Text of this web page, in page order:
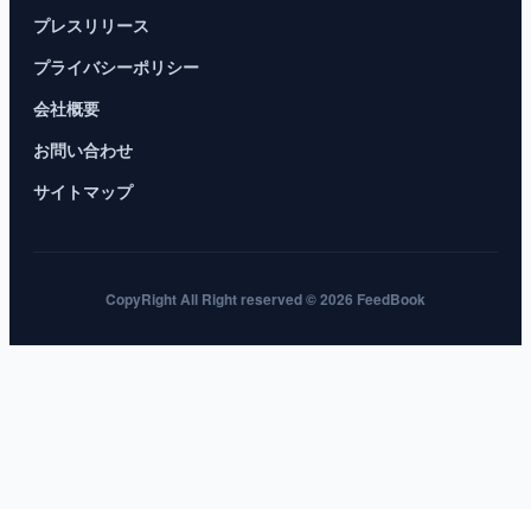
プレスリリース
プライバシーポリシー
会社概要
お問い合わせ
サイトマップ
CopyRight All Right reserved © 2026 FeedBook